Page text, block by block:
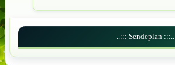
..::: Sendeplan :::..